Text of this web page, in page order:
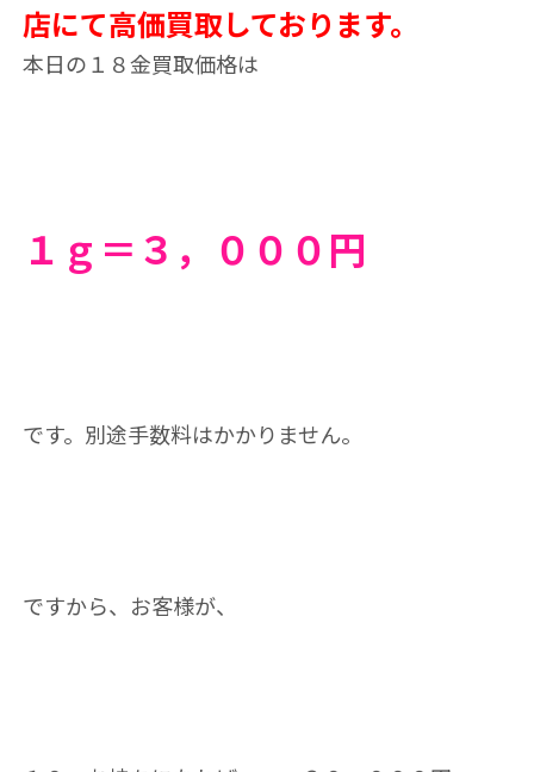
店にて高価買取しております。
本日の１８金買取価格は
１ｇ＝３，０ ００円
です。別途手数料はかかりません。
ですから、お客様が、